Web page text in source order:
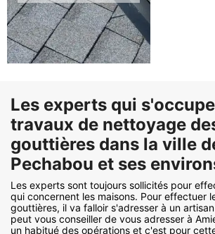
Les experts qui
travaux de nettoyage
gouttières dans la ville
Pechabou et ses
Les experts sont toujours sollicités pour
qui concernent les maisons. Pour effectuer
gouttières, il va falloir s'adresser à un
peut vous conseiller de vous adresser à
un habitué des opérations et c'est pour